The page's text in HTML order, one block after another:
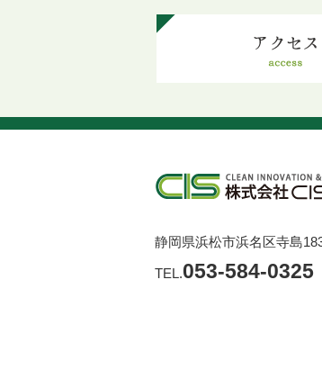
静岡県浜松市浜名区寺島
TEL.053-584-0325